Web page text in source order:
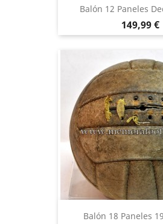
Balón 12 Paneles
Precio
149,99 €
Balón 18 Paneles